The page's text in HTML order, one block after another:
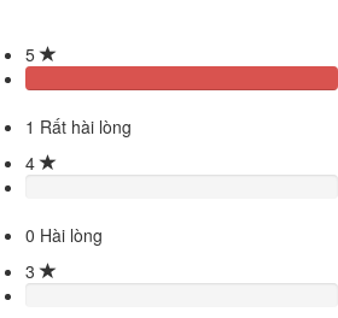
5
1 Rất hài lòng
4
0 Hài lòng
3